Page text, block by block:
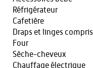
Réfrigérateur
Cafetière
Draps et linges compris
Four
Sèche-cheveux
Chauffage électrique